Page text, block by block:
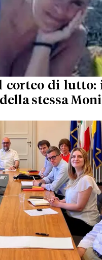
corteo di lutto:
stessa